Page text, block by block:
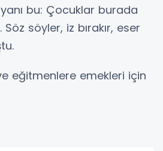
bu: Çocuklar burada
söyler, iz bırakır, eser
eğitmenlere emekleri için